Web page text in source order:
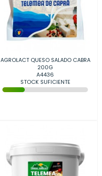
AGROLACT QUESO SALADO CABRA
200G
A4436
STOCK SUFICIENTE